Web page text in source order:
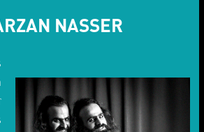
NASSER